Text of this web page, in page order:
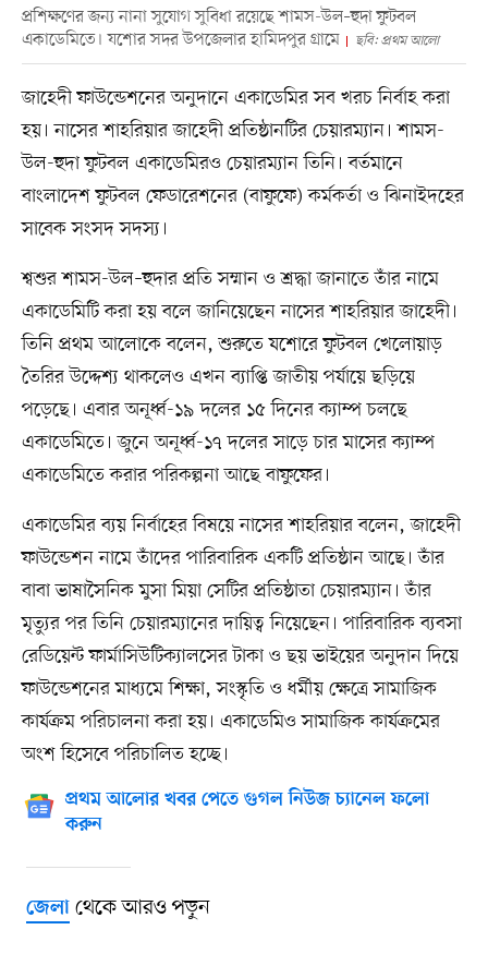
প্রশিক্ষণের জন্য নানা সুযোগ সুবিধা রয়েছে শামস-উল–হুদা ফুটবল
একাডেমিতে। যশোর সদর উপজেলার হামিদপুর গ্রামে
ছবি: প্রথম আলো
জাহেদী ফাউন্ডেশনের অনুদানে একাডেমির সব খরচ নির্বাহ করা
হয়। নাসের শাহরিয়ার জাহেদী প্রতিষ্ঠানটির চেয়ারম্যান। শামস-
উল-হুদা ফুটবল একাডেমিরও চেয়ারম্যান তিনি। বর্তমানে
বাংলাদেশ ফুটবল ফেডারেশনের (বাফুফে) কর্মকর্তা ও ঝিনাইদহের
সাবেক সংসদ সদস্য।
শ্বশুর শামস-উল–হুদার প্রতি সম্মান ও শ্রদ্ধা জানাতে তাঁর নামে
একাডেমিটি করা হয় বলে জানিয়েছেন নাসের শাহরিয়ার জাহেদী।
তিনি প্রথম আলোকে বলেন, শুরুতে যশোরে ফুটবল খেলোয়াড়
তৈরির উদ্দেশ্য থাকলেও এখন ব্যাপ্তি জাতীয় পর্যায়ে ছড়িয়ে
পড়েছে। এবার অনূর্ধ্ব-১৯ দলের ১৫ দিনের ক্যাম্প চলছে
একাডেমিতে। জুনে অনূর্ধ্ব-১৭ দলের সাড়ে চার মাসের ক্যাম্প
একাডেমিতে করার পরিকল্পনা আছে বাফুফের।
একাডেমির ব্যয় নির্বাহের বিষয়ে নাসের শাহরিয়ার বলেন, জাহেদী
ফাউন্ডেশন নামে তাঁদের পারিবারিক একটি প্রতিষ্ঠান আছে। তাঁর
বাবা ভাষাসৈনিক মুসা মিয়া সেটির প্রতিষ্ঠাতা চেয়ারম্যান। তাঁর
মৃত্যুর পর তিনি চেয়ারম্যানের দায়িত্ব নিয়েছেন। পারিবারিক ব্যবসা
রেডিয়েন্ট ফার্মাসিউটিক্যালসের টাকা ও ছয় ভাইয়ের অনুদান দিয়ে
ফাউন্ডেশনের মাধ্যমে শিক্ষা, সংস্কৃতি ও ধর্মীয় ক্ষেত্রে সামাজিক
কার্যক্রম পরিচালনা করা হয়। একাডেমিও সামাজিক কার্যক্রমের
অংশ হিসেবে পরিচালিত হচ্ছে।
প্রথম আলোর খবর পেতে গুগল নিউজ চ্যানেল ফলো
করুন
জেলাথেকে আরও পড়ুন